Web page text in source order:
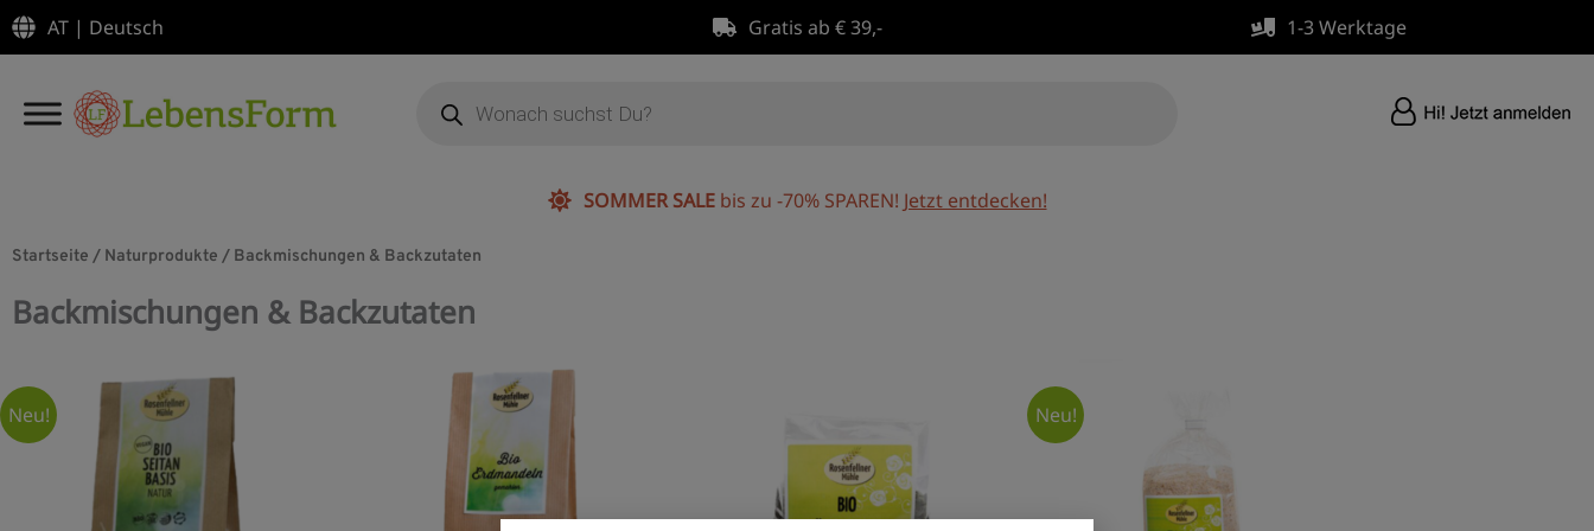
Zum
Inhalt
AT | Deutsch Gratis ab € 39,-
1-3 Werktage
SOMMER SALEbis zu -70% SPAREN! Jetzt entdecken!
Startseite / Naturprodukte / Backmischungen & Backzutaten
Backmischungen & Backzutaten
Neu! Neu!